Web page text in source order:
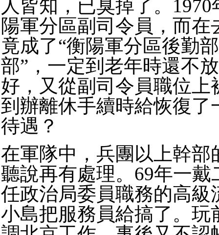
人皆知，已臭掉了。
陽軍分區副司令員，而在
竟成了“衡陽軍分區後勤
部”，一定到老年時還不
好，又從副司令員職位上
到辦離休手續時給恢復了
待遇？
在軍隊中，兵團以上幹部
聽說再有處理。69年一戴
任政治局委員職務的高級
小島把服務員給搞了。玩